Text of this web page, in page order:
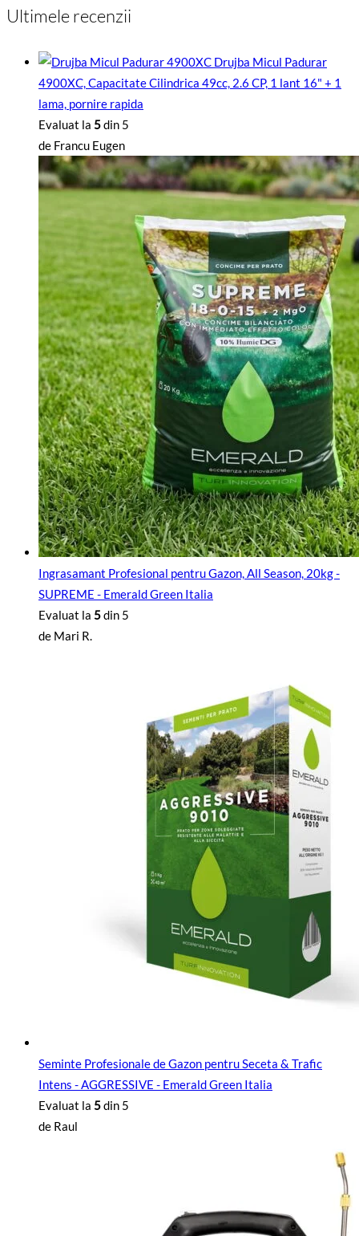
Ultimele recenzii
Drujba Micul Padurar
4900XC, Capacitate Cilindrica 49cc, 2.6 CP, 1 lant 16" + 1
lama, pornire rapida
Evaluat la 5din 5
de Francu Eugen
Ingrasamant Profesional pentru Gazon, All Season, 20kg -
SUPREME - Emerald Green Italia
Evaluat la 5din 5
de Mari R.
Seminte Profesionale de Gazon pentru Seceta & Trafic
Intens - AGGRESSIVE - Emerald Green Italia
Evaluat la 5din 5
de Raul